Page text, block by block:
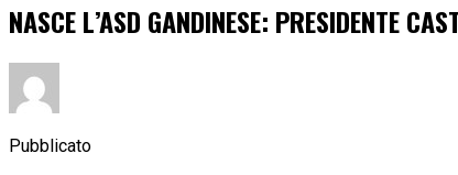
NASCE L’ASD GANDINESE: PRESIDENTE
Pubblicato